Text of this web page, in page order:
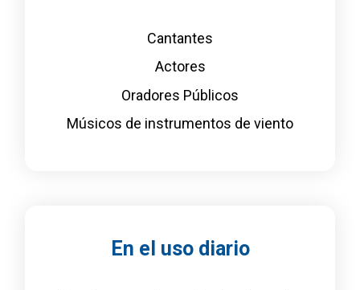
Cantantes
Actores
Oradores Públicos
Músicos de instrumentos de viento
En el uso diario